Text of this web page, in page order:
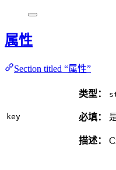
属性
Section titled “属性”
key
类型：
必填：
描述：